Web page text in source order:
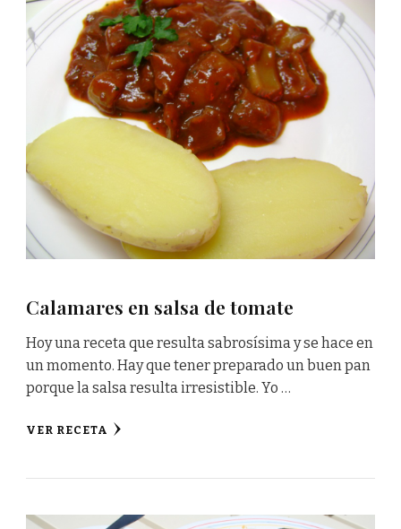
Calamares en salsa de tomate
Hoy una receta que resulta sabrosísima y se hace en
un momento. Hay que tener preparado un buen pan
porque la salsa resulta irresistible. Yo …
VER RECETA